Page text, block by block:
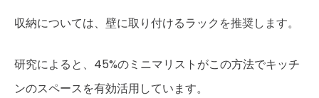
収納については、壁に取り付けるラックを推奨します。
研究によると、45%のミニマリストがこの方法でキッチ
ンのスペースを有効活用しています。